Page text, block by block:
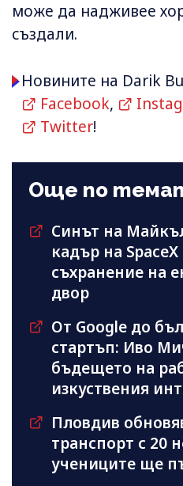
може да надживее
създали.
Новините на Darik
Facebook,
Twitter!
Още по
Синът на
кадър на
съхранение на
двор
От Google до
стартъп: Иво
бъдещето на
изкуствения
Пловдив
транспорт с 20
учениците ще